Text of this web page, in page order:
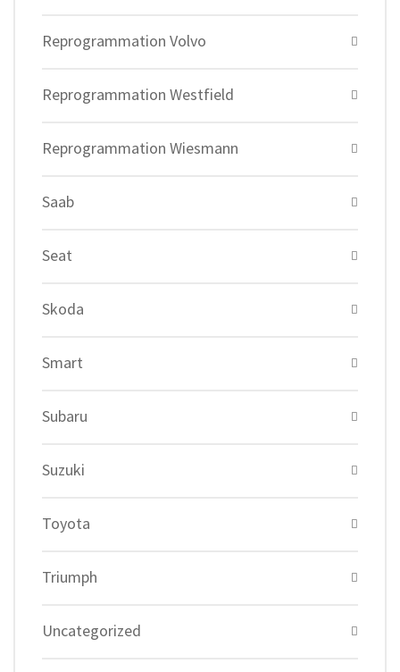
Reprogrammation Volvo
Reprogrammation Westfield
Reprogrammation Wiesmann
Saab
Seat
Skoda
Smart
Subaru
Suzuki
Toyota
Triumph
Uncategorized